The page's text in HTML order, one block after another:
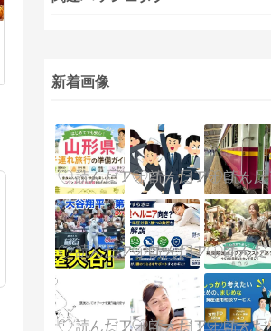
新着画像